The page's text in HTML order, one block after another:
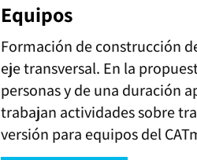
Equipos
Formación de construcción
eje transversal. En la
personas y de una duración
trabajan actividades sobre
versión para equipos del